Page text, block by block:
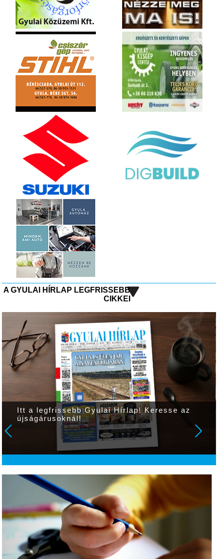
A GYULAI HÍRLAP LEGFRISSEBB
CIKKEI
Itt a legfrissebb Gyulai Hírlap! Keresse az
újságárusoknál!